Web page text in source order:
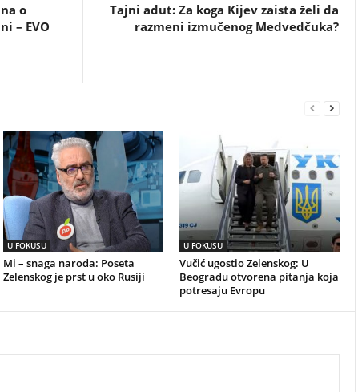
o
– EVO
Tajni adut: Za koga Kijev zaista želi da
razmeni izmučenog Medvedčuka?
U FOKUSU
Mi – snaga naroda: Poseta
Zelenskog je prst u oko Rusiji
U FOKUSU
Vučić ugostio Zelenskog: U
Beogradu otvorena pitanja koja
potresaju Evropu